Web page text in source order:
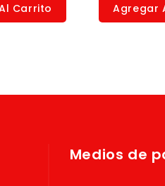
Carrito Agregar
Medios de